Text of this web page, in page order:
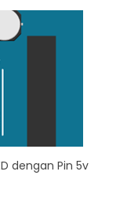
dengan Pin 5v